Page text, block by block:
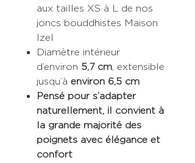
aux tailles XS à L de nos
joncs bouddhistes Maison
Izel
Diamètre intérieur
d’environ 5,7 cm , extensible
jusqu’à environ 6,5 cm
Pensé pour s’adapter
naturellement, il convient à
la grande majorité des
poignets avec élégance et
confort